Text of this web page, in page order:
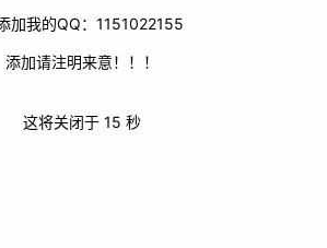
。
加我的QQ：1151022155
添加请注明来意！！！
这将关闭于 14 秒